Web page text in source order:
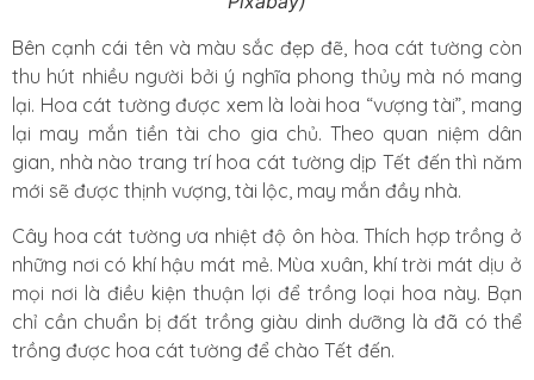
Bên cạnh cái tên và màu sắc đẹp đẽ, hoa cát tường còn
thu hút nhiều người bởi ý nghĩa phong thủy mà nó mang
lại. Hoa cát tường được xem là loài hoa “vượng tài”, mang
lại may mắn tiền tài cho gia chủ. Theo quan niệm dân
gian, nhà nào trang trí hoa cát tường dịp Tết đến thì năm
mới sẽ được thịnh vượng, tài lộc, may mắn đầy nhà.
Cây hoa cát tường ưa nhiệt độ ôn hòa. Thích hợp trồng ở
những nơi có khí hậu mát mẻ. Mùa xuân, khí trời mát dịu ở
mọi nơi là điều kiện thuận lợi để trồng loại hoa này. Bạn
chỉ cần chuẩn bị đất trồng giàu dinh dưỡng là đã có thể
trồng được hoa cát tường để chào Tết đến.